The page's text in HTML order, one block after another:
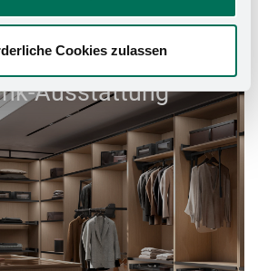
Cookies zulassen
Ausstattung